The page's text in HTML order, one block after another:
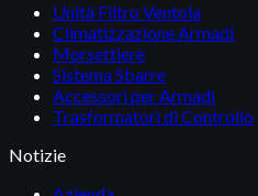
Unità Filtro Ventola
Climatizzazione Armadi
Morsettiere
Sistema Sbarre
Accessori per Armadi
Trasformatori di Controllo
Notizie